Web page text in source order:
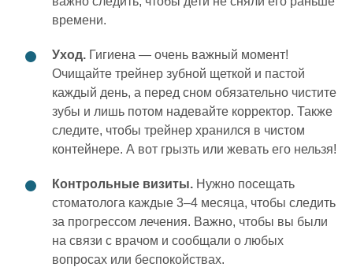
времени.
Уход. Гигиена — очень важный момент!
Очищайте трейнер зубной щеткой и пастой
каждый день, а перед сном обязательно чистите
зубы и лишь потом надевайте корректор. Также
следите, чтобы трейнер хранился в чистом
контейнере. А вот грызть или жевать его нельзя!
Контрольные визиты. Нужно посещать
стоматолога каждые 3–4 месяца, чтобы следить
за прогрессом лечения. Важно, чтобы вы были
на связи с врачом и сообщали о любых
вопросах или беспокойствах.